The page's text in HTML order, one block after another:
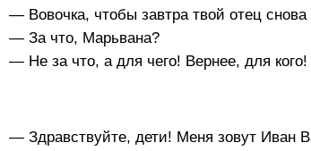
— Вовочка, чтобы завтра твой отец
— За что, Марьвана?
— Не за что, а для чего! Вернее, для
— Здравствуйте, дети! Меня зовут Иван